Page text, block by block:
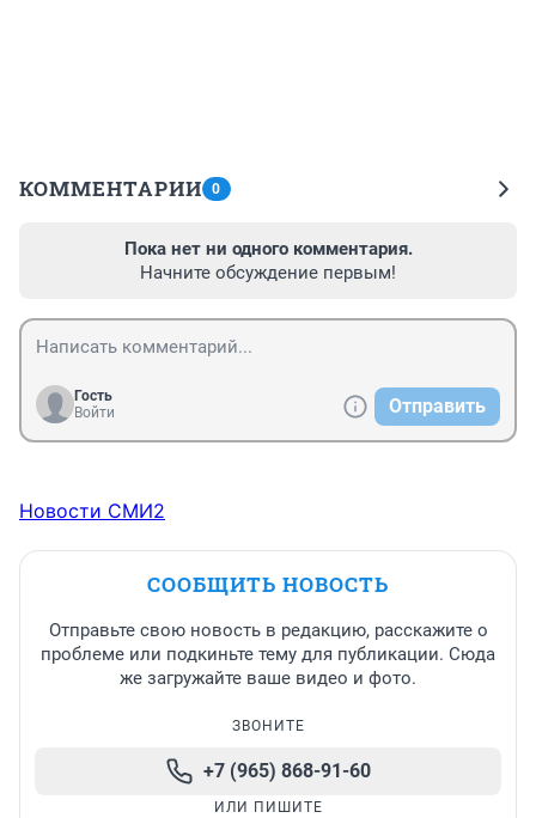
КОММЕНТАРИИ 0
Пока нет ни одного комментария.
Начните обсуждение первым!
Гость
Войти
Отправить
Новости СМИ2
СООБЩИТЬ НОВОСТЬ
Отправьте свою новость в редакцию, расскажите о
проблеме или подкиньте тему для публикации. Сюда
же загружайте ваше видео и фото.
ЗВОНИТЕ
+7 (965) 868-91-60
ИЛИ ПИШИТЕ